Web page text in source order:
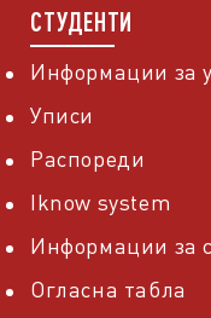
СТУДЕНТИ
Информации за
Уписи
Распореди
Iknow system
Информации за
Огласна табла